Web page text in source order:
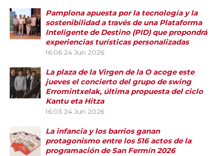
Pamplona apuesta por la tecnología y la
sostenibilidad a través de una Plataforma
Inteligente de Destino (PID) que propondrá
experiencias turísticas personalizadas
16:06 24 Jun 2026
La plaza de la Virgen de la O acoge este
jueves el concierto del grupo de swing
Erromintxelak, última propuesta del ciclo
Kantu eta Hitza
16:03 24 Jun 2026
La infancia y los barrios ganan
protagonismo entre los 516 actos de la
programación de San Fermín 2026